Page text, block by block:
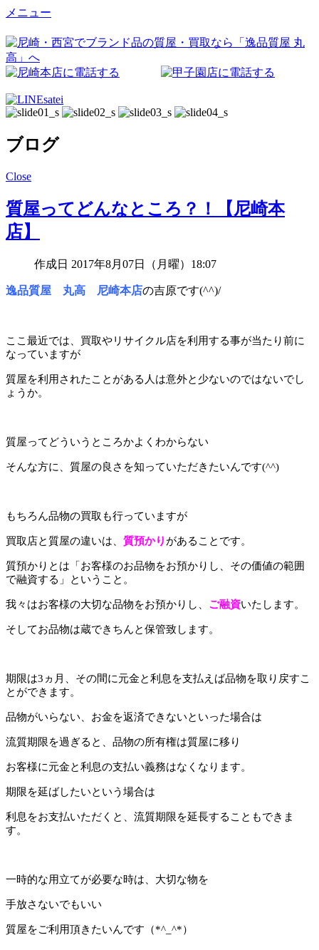
メニュー
ブログ
Close
質屋ってどんなところ？！【尼崎本
店】
作成日 2017年8月07日（月曜）18:07
逸品質屋 丸高 尼崎本店の吉原です(^^)/
ここ最近では、買取やリサイクル店を利用する事が当たり前に
なっていますが
質屋を利用されたことがある人は意外と少ないのではないでし
ょうか。
質屋ってどういうところかよくわからない
そんな方に、質屋の良さを知っていただきたいんです(^^)
もちろん品物の買取も行っていますが
買取店と質屋の違いは、 質預かり があることです。
質預かりとは「お客様のお品物をお預かりし、その価値の範囲
で融資する」ということ。
我々はお客様の大切な品物をお預かりし、 ご融資いたします。
そしてお品物は蔵できちんと保管致します。
期限は3ヵ月、その間に元金と利息を支払えば品物を取り戻すこ
とができます。
品物がいらない、お金を返済できないといった場合は
流質期限を過ぎると、品物の所有権は質屋に移り
お客様に元金と利息の支払い義務はなくなります。
期限を延ばしたいという場合は
利息をお支払いただくと、流質期限を延長することもできま
す。
一時的な用立てが必要な時は、大切な物を
手放さないでもいい
質屋をご利用頂きたいんです（*^_^*）